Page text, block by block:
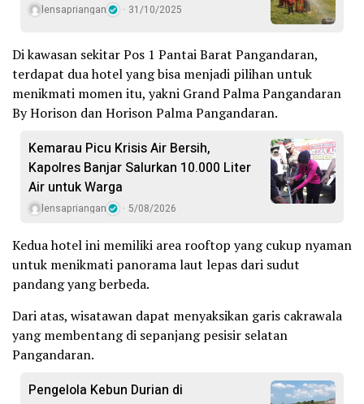
lensapriangan 31/10/2025
Di kawasan sekitar Pos 1 Pantai Barat Pangandaran,
terdapat dua hotel yang bisa menjadi pilihan untuk
menikmati momen itu, yakni Grand Palma Pangandaran
By Horison dan Horison Palma Pangandaran.
Kemarau Picu Krisis Air Bersih,
Kapolres Banjar Salurkan 10.000 Liter
Air untuk Warga
lensapriangan 5/08/2026
Kedua hotel ini memiliki area rooftop yang cukup nyaman
untuk menikmati panorama laut lepas dari sudut
pandang yang berbeda.
Dari atas, wisatawan dapat menyaksikan garis cakrawala
yang membentang di sepanjang pesisir selatan
Pangandaran.
Pengelola Kebun Durian di